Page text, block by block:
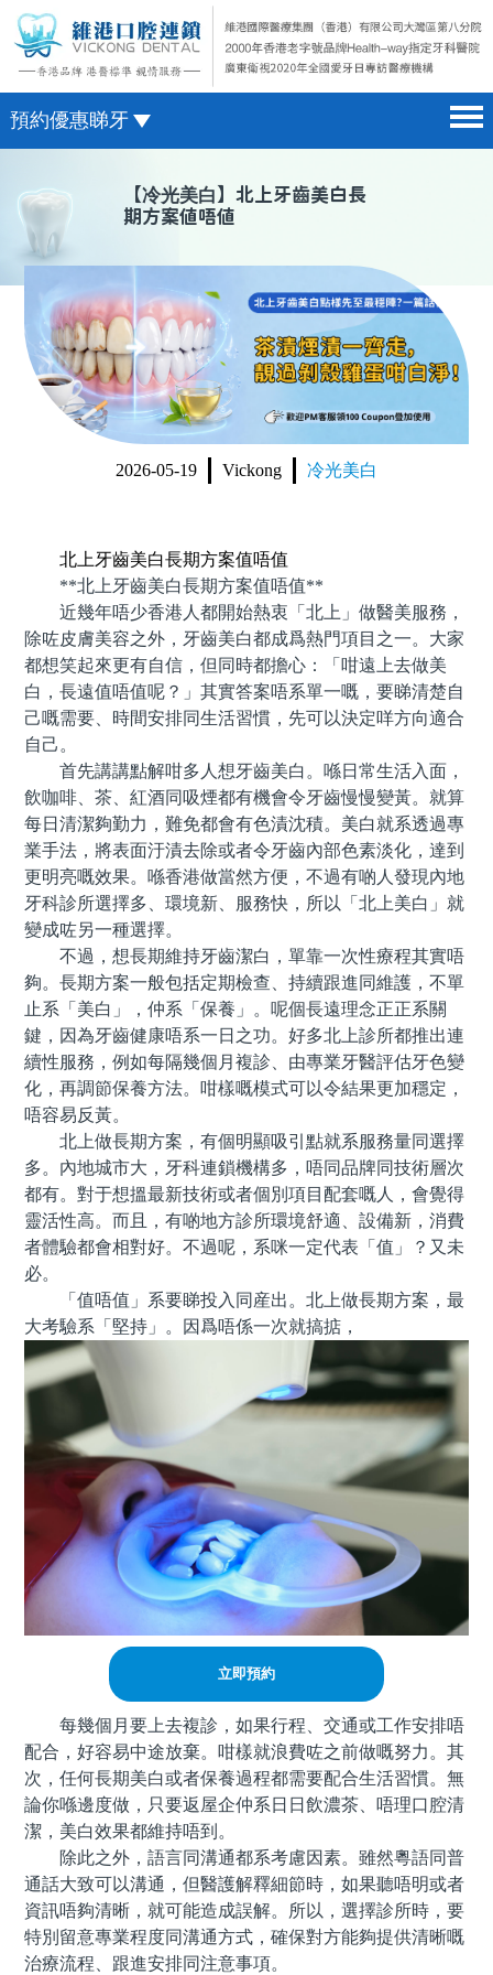
預約優惠睇牙
醫院簡介 hospital introduction
醫生介紹 doctor introduction
醫療新聞 medical news
種植牙 dental implant
箍牙 orthodontics
收費標準 change standard
微信預約
WhatsApp預約
【冷光美白】北上牙齒美白長
期方案值唔值
2026-05-19 Vickong 冷光美白
北上牙齒美白長期方案值唔值
**北上牙齒美白長期方案值唔值**
近幾年唔少香港人都開始熱衷「北上」做醫美服務，
除咗皮膚美容之外，牙齒美白都成爲熱門項目之一。大家
都想笑起來更有自信，但同時都擔心：「咁遠上去做美
白，長遠值唔值呢？」其實答案唔系單一嘅，要睇清楚自
己嘅需要、時間安排同生活習慣，先可以決定咩方向適合
自己。
首先講講點解咁多人想牙齒美白。喺日常生活入面，
飲咖啡、茶、紅酒同吸煙都有機會令牙齒慢慢變黃。就算
每日清潔夠勤力，難免都會有色漬沈積。美白就系透過專
業手法，將表面汙漬去除或者令牙齒內部色素淡化，達到
更明亮嘅效果。喺香港做當然方便，不過有啲人發現內地
牙科診所選擇多、環境新、服務快，所以「北上美白」就
變成咗另一種選擇。
不過，想長期維持牙齒潔白，單靠一次性療程其實唔
夠。長期方案一般包括定期檢查、持續跟進同維護，不單
止系「美白」，仲系「保養」。呢個長遠理念正正系關
鍵，因為牙齒健康唔系一日之功。好多北上診所都推出連
續性服務，例如每隔幾個月複診、由專業牙醫評估牙色變
化，再調節保養方法。咁樣嘅模式可以令結果更加穩定，
唔容易反黃。
北上做長期方案，有個明顯吸引點就系服務量同選擇
多。內地城市大，牙科連鎖機構多，唔同品牌同技術層次
都有。對于想搵最新技術或者個別項目配套嘅人，會覺得
靈活性高。而且，有啲地方診所環境舒適、設備新，消費
者體驗都會相對好。不過呢，系咪一定代表「值」？又未
必。
「值唔值」系要睇投入同産出。北上做長期方案，最
大考驗系「堅持」。因爲唔係一次就搞掂，
立即預約
每幾個月要上去複診，如果行程、交通或工作安排唔
配合，好容易中途放棄。咁樣就浪費咗之前做嘅努力。其
次，任何長期美白或者保養過程都需要配合生活習慣。無
論你喺邊度做，只要返屋企仲系日日飲濃茶、唔理口腔清
潔，美白效果都維持唔到。
除此之外，語言同溝通都系考慮因素。雖然粵語同普
通話大致可以溝通，但醫護解釋細節時，如果聽唔明或者
資訊唔夠清晰，就可能造成誤解。所以，選擇診所時，要
特別留意專業程度同溝通方式，確保對方能夠提供清晰嘅
治療流程、跟進安排同注意事項。